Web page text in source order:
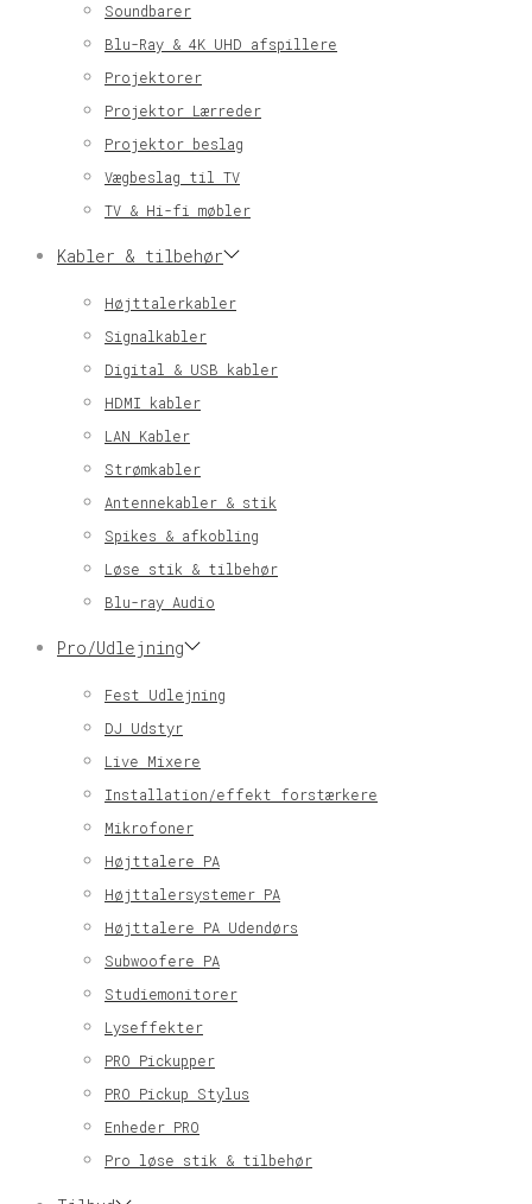
Soundbarer
Blu-Ray & 4K UHD afspillere
Projektorer
Projektor Lærreder
Projektor beslag
Vægbeslag til TV
TV & Hi-fi møbler
Kabler & tilbehør
Højttalerkabler
Signalkabler
Digital & USB kabler
HDMI kabler
LAN Kabler
Strømkabler
Antennekabler & stik
Spikes & afkobling
Løse stik & tilbehør
Blu-ray Audio
Pro/Udlejning
Fest Udlejning
DJ Udstyr
Live Mixere
Installation/effekt forstærkere
Mikrofoner
Højttalere PA
Højttalersystemer PA
Højttalere PA Udendørs
Subwoofere PA
Studiemonitorer
Lyseffekter
PRO Pickupper
PRO Pickup Stylus
Enheder PRO
Pro løse stik & tilbehør